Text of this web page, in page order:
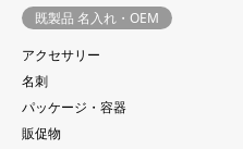
既製品 名入れ・OEM
アクセサリー
名刺
パッケージ・容器
販促物